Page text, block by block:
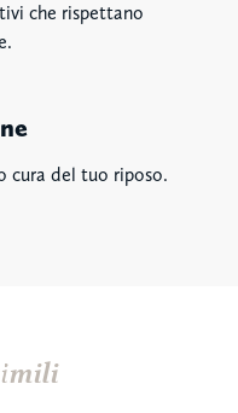
che rispettano
cura del tuo riposo.